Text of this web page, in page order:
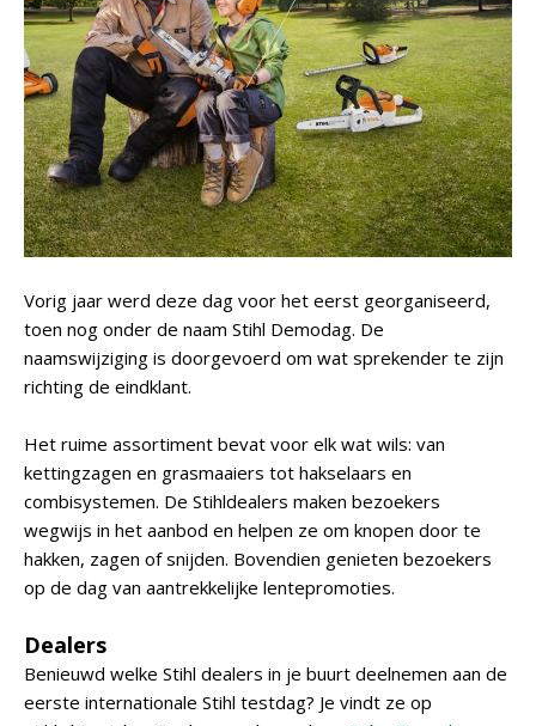
Vorig jaar werd deze dag voor het eerst georganiseerd,
toen nog onder de naam Stihl Demodag. De
naamswijziging is doorgevoerd om wat sprekender te zijn
richting de eindklant.
Het ruime assortiment bevat voor elk wat wils: van
kettingzagen en grasmaaiers tot hakselaars en
combisystemen. De Stihldealers maken bezoekers
wegwijs in het aanbod en helpen ze om knopen door te
hakken, zagen of snijden. Bovendien genieten bezoekers
op de dag van aantrekkelijke lentepromoties.
Dealers
Benieuwd welke Stihl dealers in je buurt deelnemen aan de
eerste internationale Stihl testdag? Je vindt ze op